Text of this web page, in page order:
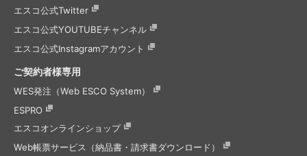
エスコ公式Twitter
エスコ公式YOUTUBEチャンネル
エスコ公式Instagramアカウント
ご契約者様専用
WES発注（Web ESCO System）
ESPRO
エスコオンラインショップ
Web帳票サービス（納品書・請求書ダウンロード）